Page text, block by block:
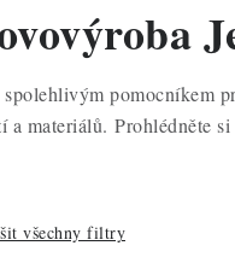
spolehlivým pomocníkem
materiálů. Prohlédněte si
všechny filtry